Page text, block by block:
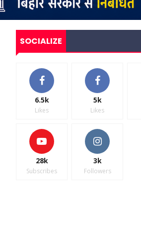
SOCIALIZE
6.5k
Likes
5k
Likes
28k
Subscribes
3k
Followers